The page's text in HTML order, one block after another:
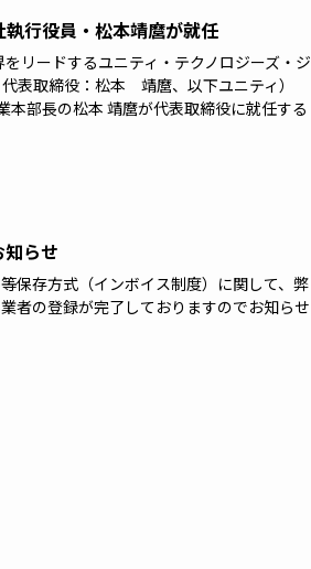
行役員・松本靖麿が就任
リードするユニティ・テクノロジーズ・ジ
表取締役：松本 靖麿、以下ユニティ）
部長の松本 靖麿が代表取締役に就任する
らせ
保存方式（インボイス制度）に関して、弊
者の登録が完了しておりますのでお知らせ